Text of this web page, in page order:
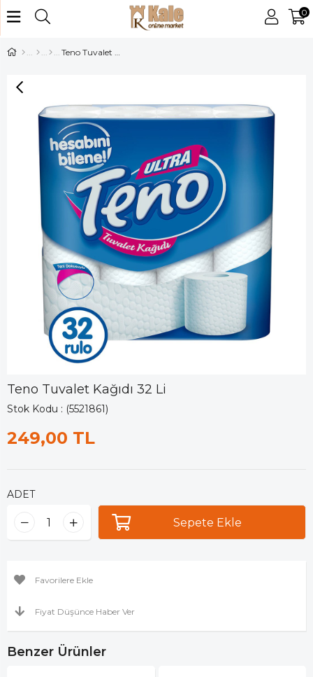
0
Teno Tuvalet Kağıdı 32 Li
Teno Tuvalet Kağıdı 32 Li
Stok Kodu (5521861)
249,00 TL
ADET
Favorilere Ekle
Fiyat Düşünce Haber Ver
Benzer Ürünler